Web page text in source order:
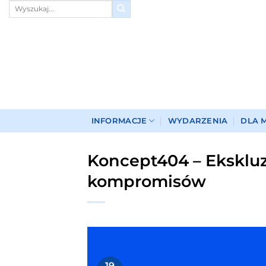
Przewiń
INFORMACJE WYDARZENIA DLA
Koncept404 –
kompromisów